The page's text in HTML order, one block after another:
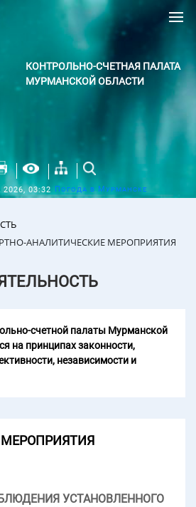
КОНТРОЛЬНО-СЧЕТНАЯ ПАЛАТА
МУРМАНСКОЙ ОБЛАСТИ
2026, 03:32 Погода в Мурманске
АНАЛИТИЧЕСКИЕ МЕРОПРИЯТИЯ
счетной палаты Мурманской
на принципах законности,
независимости и
УСТАНОВЛЕННОГО